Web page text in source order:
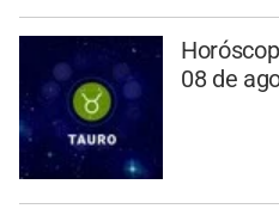
08 de